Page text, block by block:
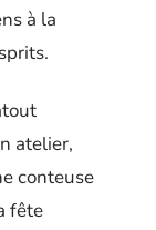
à la
atelier,
conteuse
fête